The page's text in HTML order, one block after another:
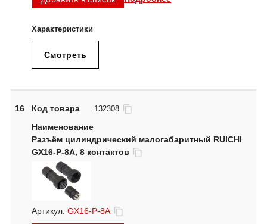
Смотреть
16 Код товара 132308
Разъём цилиндрический малогабаритный RUICHI
GX16-P-8A, 8 контактов
Артикул: GX16-P-8A